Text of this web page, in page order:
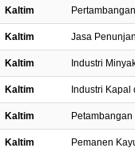
Kaltim
Kaltim Jasa
Kaltim Industri
Kaltim Industri Kapal
Kaltim
Kaltim Pemanen